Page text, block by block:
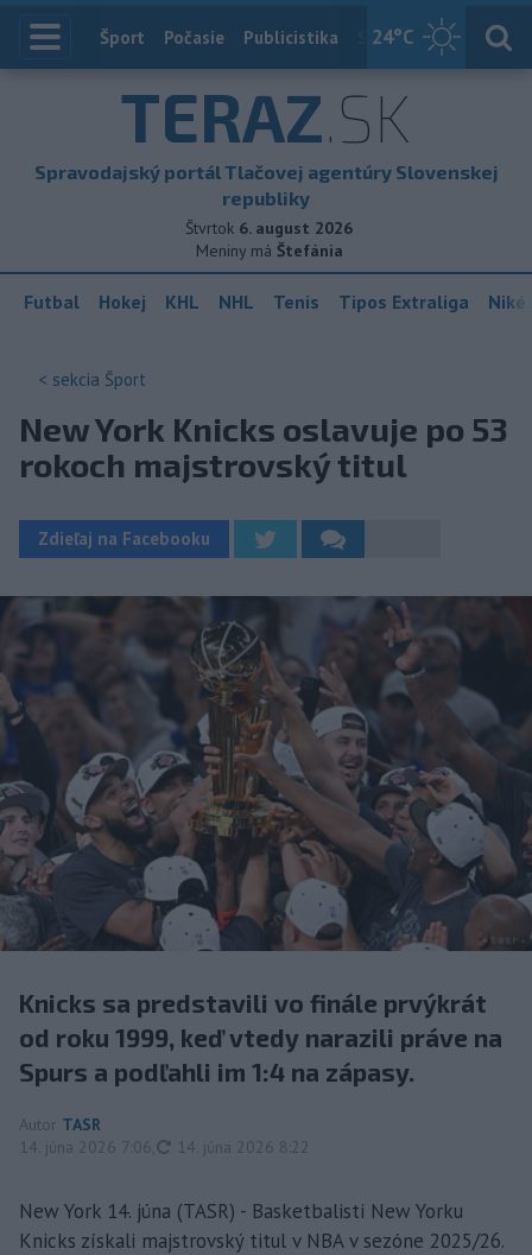
24°C
Index
Šport Počasie Publicistika Slovensko
TERAZ.SK
Spravodajský portál Tlačovej agentúry Slovenskej
republiky
Štvrtok 6. august 2026
Meniny má Štefánia
Futbal Hokej KHL NHL Tenis Tipos Extraliga
< sekcia Šport
New York Knicks oslavuje po 53
rokoch majstrovský titul
Zdieľaj na Facebooku
Knicks sa predstavili vo finále prvýkrát
od roku 1999, keď vtedy narazili práve na
Spurs a podľahli im 1:4 na zápasy.
Autor TASR
14. júna 2026 7:06
aktualizované
14. júna 2026 8:22
New York 14. júna (TASR) - Basketbalisti New Yorku
Knicks získali majstrovský titul v NBA v sezóne 2025/26.